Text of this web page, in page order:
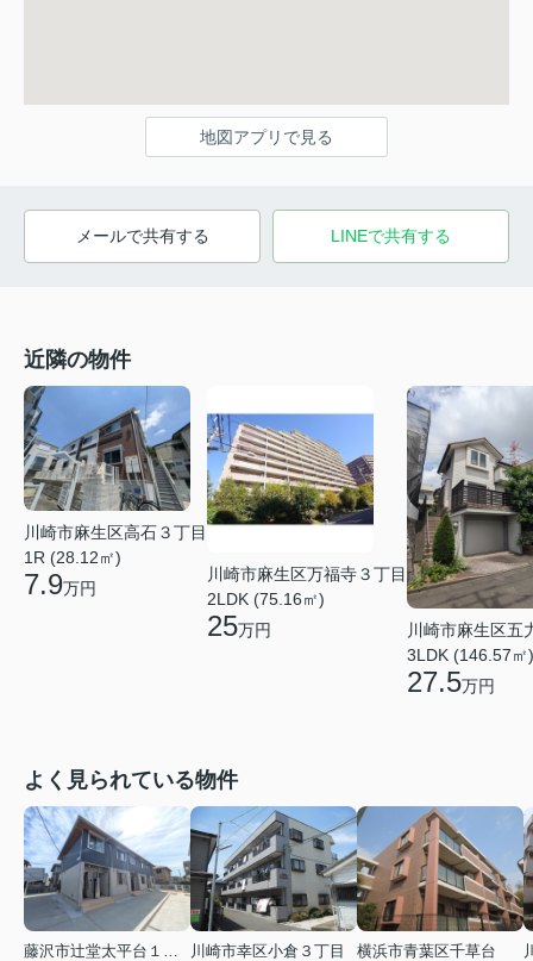
地図アプリで見る
メールで共有する LINEで共有する
近隣の物件
川崎市麻生区高石３丁目
1R (28.12㎡)
7.9万円
川崎市麻生区万福寺３丁目
2LDK (75.16㎡)
25万円
川崎市麻生区五
3LDK (146.57㎡)
27.5万円
よく見られている物件
川崎市幸区小倉３丁目
横浜市青葉区千草台